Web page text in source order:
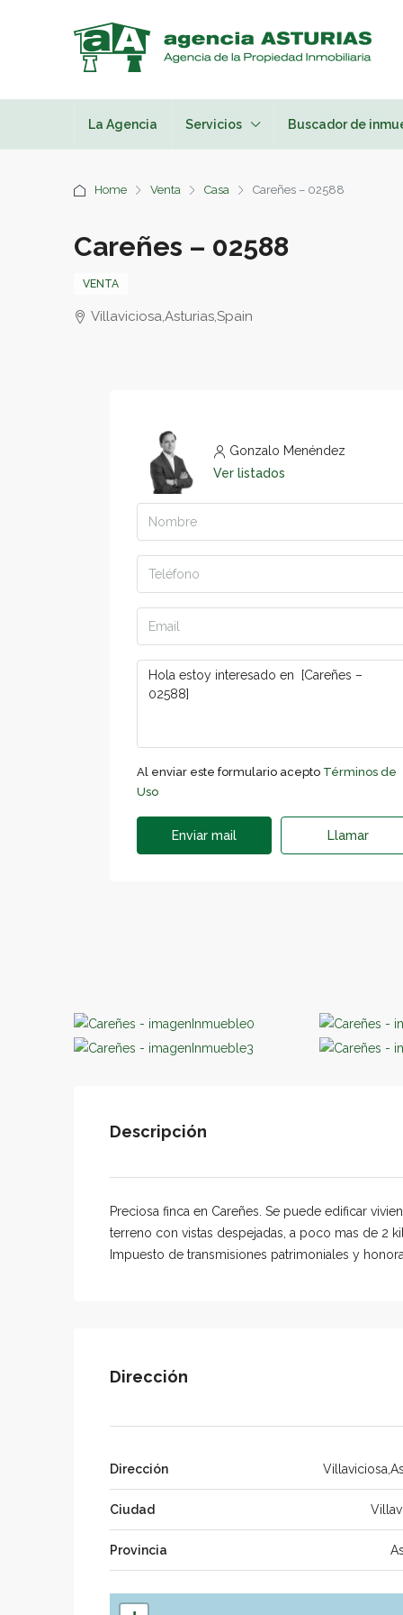
La Agencia Servicios Buscador de
Home Venta Casa Careñes – 02588
Careñes – 02588
VENTA
Villaviciosa,Asturias,Spain
Gonzalo Menéndez
Ver listados
Al enviar este formulario acepto Términos de
Uso
Enviar mail Llamar
Descripción
Preciosa finca en Careñes. Se puede edificar
terreno con vistas despejadas, a poco mas de 2
Impuesto de transmisiones patrimoniales y
Dirección
Dirección
Ciudad
Provincia